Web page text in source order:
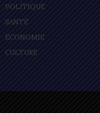
POLITIQUE
SANTÉ
ECONOMIE
CULTURE